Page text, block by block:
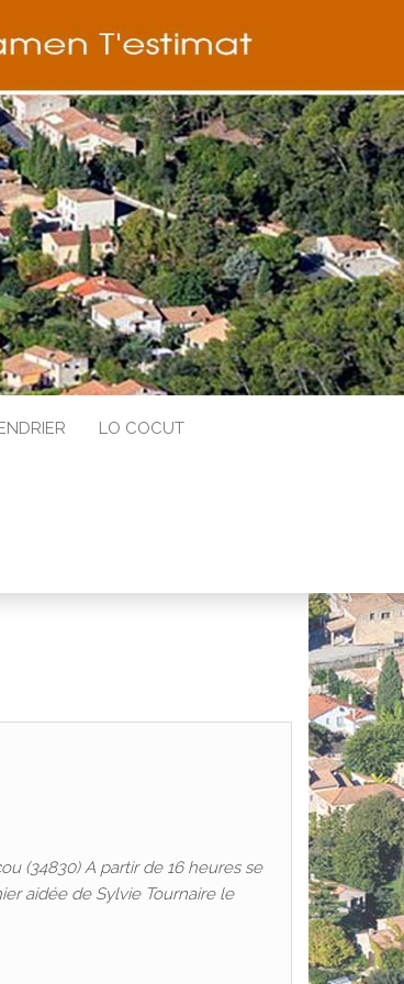
LO COCUT
(34830) A partir de 16 heures se
aidée de Sylvie Tournaire le